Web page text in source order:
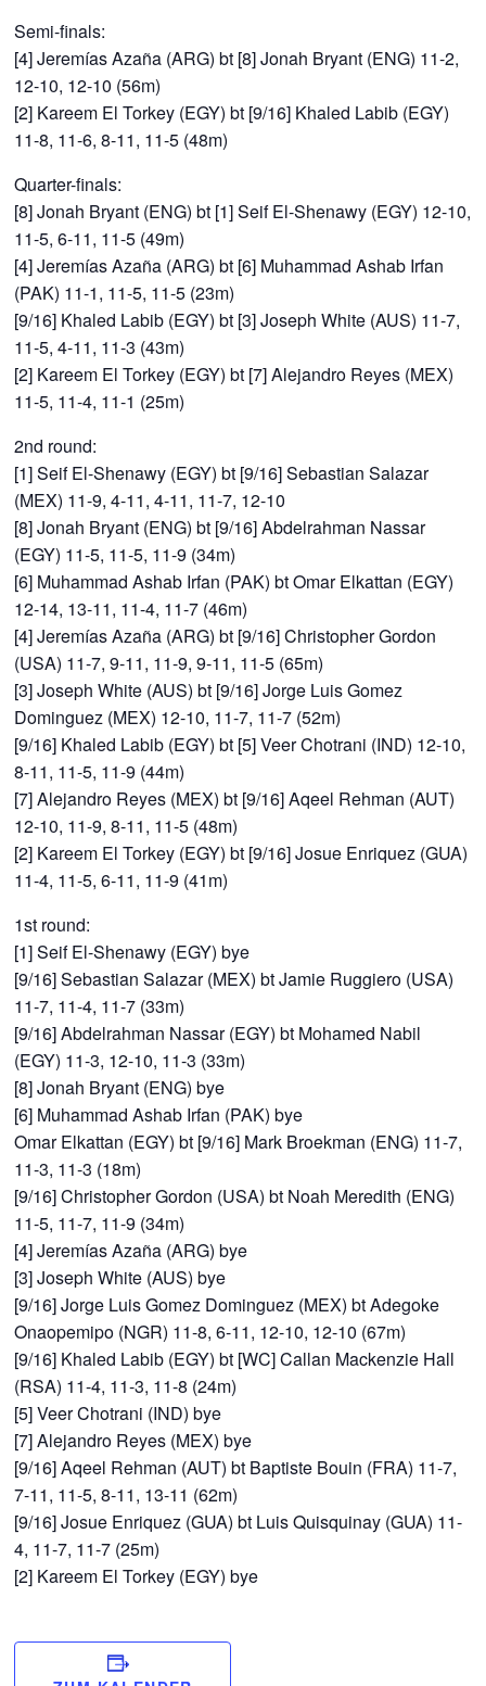
Semi-finals:
[4] Jeremías Azaña (ARG) bt [8] Jonah Bryant (ENG) 11-2,
12-10, 12-10 (56m)
[2] Kareem El Torkey (EGY) bt [9/16] Khaled Labib (EGY)
11-8, 11-6, 8-11, 11-5 (48m)
Quarter-finals:
[8] Jonah Bryant (ENG) bt [1] Seif El-Shenawy (EGY) 12-10,
11-5, 6-11, 11-5 (49m)
[4] Jeremías Azaña (ARG) bt [6] Muhammad Ashab Irfan
(PAK) 11-1, 11-5, 11-5 (23m)
[9/16] Khaled Labib (EGY) bt [3] Joseph White (AUS) 11-7,
11-5, 4-11, 11-3 (43m)
[2] Kareem El Torkey (EGY) bt [7] Alejandro Reyes (MEX)
11-5, 11-4, 11-1 (25m)
2nd round:
[1] Seif El-Shenawy (EGY) bt [9/16] Sebastian Salazar
(MEX) 11-9, 4-11, 4-11, 11-7, 12-10
[8] Jonah Bryant (ENG) bt [9/16] Abdelrahman Nassar
(EGY) 11-5, 11-5, 11-9 (34m)
[6] Muhammad Ashab Irfan (PAK) bt Omar Elkattan (EGY)
12-14, 13-11, 11-4, 11-7 (46m)
[4] Jeremías Azaña (ARG) bt [9/16] Christopher Gordon
(USA) 11-7, 9-11, 11-9, 9-11, 11-5 (65m)
[3] Joseph White (AUS) bt [9/16] Jorge Luis Gomez
Dominguez (MEX) 12-10, 11-7, 11-7 (52m)
[9/16] Khaled Labib (EGY) bt [5] Veer Chotrani (IND) 12-10,
8-11, 11-5, 11-9 (44m)
[7] Alejandro Reyes (MEX) bt [9/16] Aqeel Rehman (AUT)
12-10, 11-9, 8-11, 11-5 (48m)
[2] Kareem El Torkey (EGY) bt [9/16] Josue Enriquez (GUA)
11-4, 11-5, 6-11, 11-9 (41m)
1st round:
[1] Seif El-Shenawy (EGY) bye
[9/16] Sebastian Salazar (MEX) bt Jamie Ruggiero (USA)
11-7, 11-4, 11-7 (33m)
[9/16] Abdelrahman Nassar (EGY) bt Mohamed Nabil
(EGY) 11-3, 12-10, 11-3 (33m)
[8] Jonah Bryant (ENG) bye
[6] Muhammad Ashab Irfan (PAK) bye
Omar Elkattan (EGY) bt [9/16] Mark Broekman (ENG) 11-7,
11-3, 11-3 (18m)
[9/16] Christopher Gordon (USA) bt Noah Meredith (ENG)
11-5, 11-7, 11-9 (34m)
[4] Jeremías Azaña (ARG) bye
[3] Joseph White (AUS) bye
[9/16] Jorge Luis Gomez Dominguez (MEX) bt Adegoke
Onaopemipo (NGR) 11-8, 6-11, 12-10, 12-10 (67m)
[9/16] Khaled Labib (EGY) bt [WC] Callan Mackenzie Hall
(RSA) 11-4, 11-3, 11-8 (24m)
[5] Veer Chotrani (IND) bye
[7] Alejandro Reyes (MEX) bye
[9/16] Aqeel Rehman (AUT) bt Baptiste Bouin (FRA) 11-7,
7-11, 11-5, 8-11, 13-11 (62m)
[9/16] Josue Enriquez (GUA) bt Luis Quisquinay (GUA) 11-
4, 11-7, 11-7 (25m)
[2] Kareem El Torkey (EGY) bye